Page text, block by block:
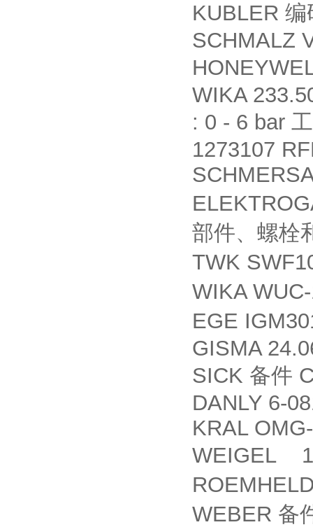
KUBLER 编
SCHMALZ
WIKA
: 0 - 6 bar
1273107
部件、螺栓
TWK
WIKA
EGE
GISMA
SICK 备件
DANLY 6-
KRAL
WEIGEL
WEBER 备